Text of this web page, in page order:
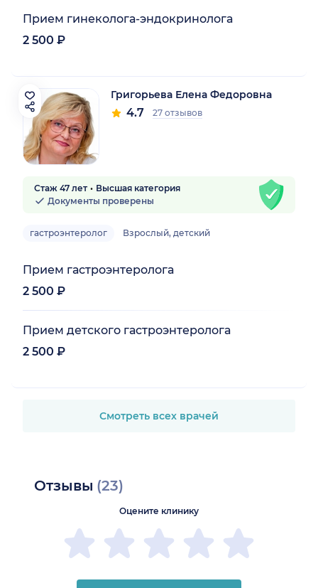
Прием гинеколога-эндокринолога
2 500 ₽
Григорьева Елена Федоровна
4.7 27 отзывов
Стаж 47 лет
Высшая категория
Документы проверены
гастроэнтеролог Взрослый, детский
Прием гастроэнтеролога
2 500 ₽
Прием детского гастроэнтеролога
2 500 ₽
Смотреть всех врачей
Отзывы (23)
Оцените клинику